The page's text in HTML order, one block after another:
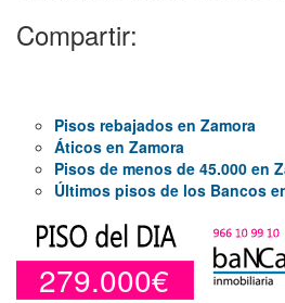
Compartir:
Pisos rebajados en Zamora
Áticos en Zamora
Pisos de menos de 45.000 en
Últimos pisos de los Bancos
279.000€